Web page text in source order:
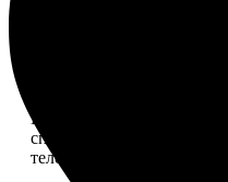
В процессе подготовки
специалисты могут
телефону или email для